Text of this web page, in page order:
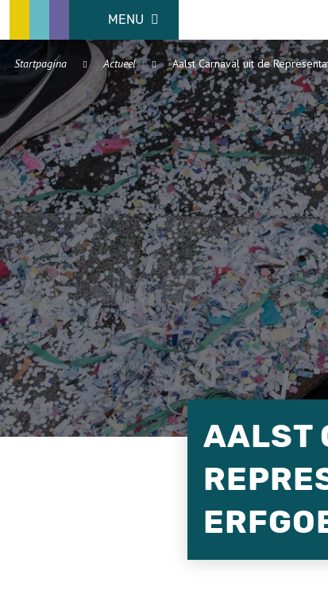
MENU
Startpagina Actueel Aalst Carnaval uit de
AALST